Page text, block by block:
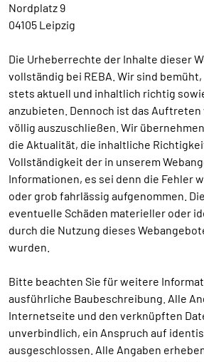
Nordplatz 9
04105 Leipzig
Die Urheberrechte der Inhalte dieser
vollständig bei REBA. Wir sind
stets aktuell und inhaltlich richtig
anzubieten. Dennoch ist das Auftreten
völlig auszuschließen. Wir
die Aktualität, die inhaltliche
Vollständigkeit der in unserem
Informationen, es sei denn die Fehler
oder grob fahrlässig aufgenommen.
eventuelle Schäden materieller oder
durch die Nutzung dieses
wurden.
Bitte beachten Sie für weitere
ausführliche Baubeschreibung. Alle
Internetseite und den verknüpften
unverbindlich, ein Anspruch auf
ausgeschlossen. Alle Angaben